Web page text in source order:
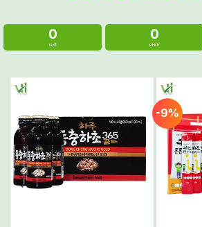
0
GIỜ
0
PHÚT
-13%
-13%